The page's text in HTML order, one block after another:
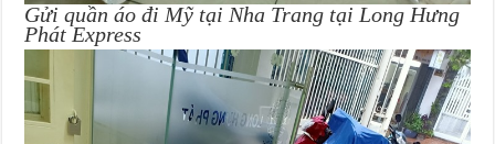
Gửi quần áo đi Mỹ tại Nha Trang tại Long Hưng
Phát Express